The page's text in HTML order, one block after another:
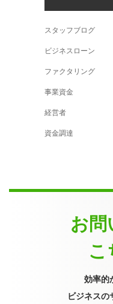
スタッフブログ
ビジネスローン
ファクタリング
事業資金
経営者
資金調達
お問
こ
効率的
ビジネスの